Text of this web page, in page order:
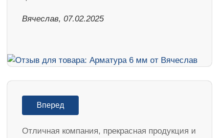
Вячеслав, 07.02.2025
Вперед
Отличная компания, прекрасная продукция и